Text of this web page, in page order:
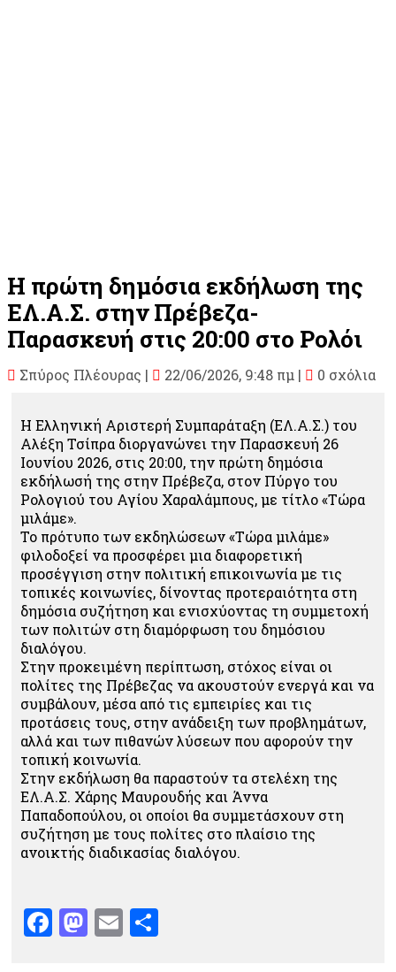
Η πρώτη δημόσια εκδήλωση της
ΕΛ.Α.Σ. στην Πρέβεζα-
Παρασκευή στις 20:00 στο Ρολόι
Σπύρος Πλέουρας | 22/06/2026, 9:48 πμ | 0 σχόλια
Η Ελληνική Αριστερή Συμπαράταξη (ΕΛ.Α.Σ.) του
Αλέξη Τσίπρα διοργανώνει την Παρασκευή 26
Ιουνίου 2026, στις 20:00, την πρώτη δημόσια
εκδήλωσή της στην Πρέβεζα, στον Πύργο του
Ρολογιού του Αγίου Χαραλάμπους, με τίτλο «Τώρα
μιλάμε».
Το πρότυπο των εκδηλώσεων «Τώρα μιλάμε»
φιλοδοξεί να προσφέρει μια διαφορετική
προσέγγιση στην πολιτική επικοινωνία με τις
τοπικές κοινωνίες, δίνοντας προτεραιότητα στη
δημόσια συζήτηση και ενισχύοντας τη συμμετοχή
των πολιτών στη διαμόρφωση του δημόσιου
διαλόγου.
Στην προκειμένη περίπτωση, στόχος είναι οι
πολίτες της Πρέβεζας να ακουστούν ενεργά και να
συμβάλουν, μέσα από τις εμπειρίες και τις
προτάσεις τους, στην ανάδειξη των προβλημάτων,
αλλά και των πιθανών λύσεων που αφορούν την
τοπική κοινωνία.
Στην εκδήλωση θα παραστούν τα στελέχη της
ΕΛ.Α.Σ. Χάρης Μαυρουδής και Άννα
Παπαδοπούλου, οι οποίοι θα συμμετάσχουν στη
συζήτηση με τους πολίτες στο πλαίσιο της
ανοικτής διαδικασίας διαλόγου.
Facebook
Mastodon
Email